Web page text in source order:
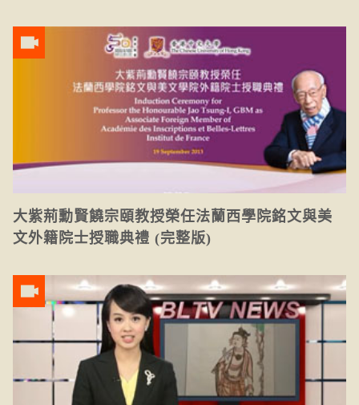
大紫荊勳賢饒宗頤教授榮任法蘭西學院銘文與美
文外籍院士授職典禮 (完整版)